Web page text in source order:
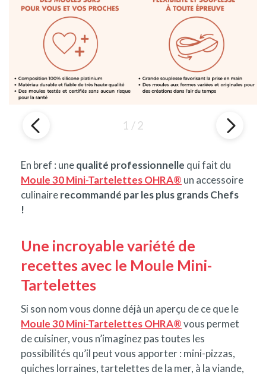
1 / 2
En bref : unequalité professionnelle qui fait du
Moule 30 Mini-Tartelettes OHRA® un accessoire
culinairerecommandé par les plus grands Chefs
!
Une incroyable variété de
recettes avec le Moule Mini-
Tartelettes
Si son nom vous donne déjà un aperçu de ce que le
Moule 30 Mini-Tartelettes OHRA®vous permet
de cuisiner, vous n’imaginez pas toutes les
possibilités qu’il peut vous apporter : mini-pizzas,
quiches lorraines, tartelettes de la mer, à la viande,